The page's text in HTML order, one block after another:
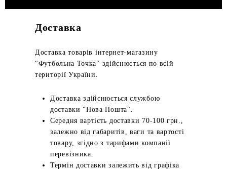
Доставка
Доставка товарів інтернет-магазину
"Футбольна Точка" здійснюється по всій
території України.
Доставка здійснюється службою
доставки "Нова Пошта".
Середня вартість доставки 70-100 грн.,
залежно від габаритів, ваги та вартості
товару, згідно з тарифами компанії
перевізника.
Термін доставки залежить від графіка